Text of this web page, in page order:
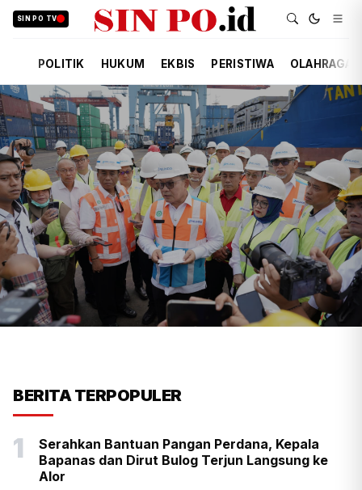
SIN PO TV
POLITIK HUKUM EKBIS PERISTIWA OLAHRAGA
KSP Kawal Pelepasan Ekspor
BERITA TERPOPULER
1
Serahkan Bantuan Pangan Perdana, Kepala
Bapanas dan Dirut Bulog Terjun Langsung ke
Alor